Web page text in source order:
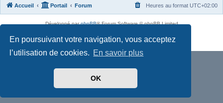
En poursuivant votre navigation, vous acceptez
l’utilisation de cookies. En savoir plus
OK
Accueil Portail Forum Heures au format UTC+02:00
Développé parphpBB® Forum Software © phpBB Limited
Confidentialité| Conditions